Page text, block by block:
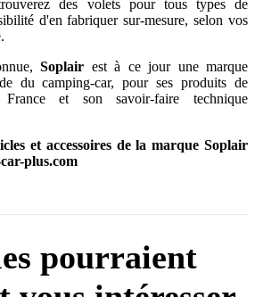
des volets pour tous types de
d'en fabriquer sur-mesure, selon vos
Soplair est à ce jour une marque
du camping-car, pour ses produits de
et son savoir-faire technique
et accessoires de la marque Soplair
plus.com
pourraient